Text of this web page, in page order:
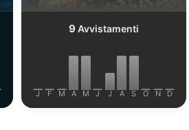
9Avvistamenti
J F M A M J J A S O N D